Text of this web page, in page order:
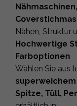
Nähen, Struktur
Hochwertige
Farboptionen
Wählen Sie aus
superweichem
Spitze, Tüll,